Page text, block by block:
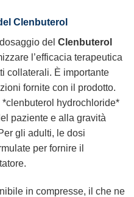
Clenbuterol
del Clenbuterol
l’efficacia terapeutica
collaterali. È importante
fornite con il prodotto.
hydrochloride*
paziente e alla gravità
gli adulti, le dosi
per fornire il
in compresse, il che ne